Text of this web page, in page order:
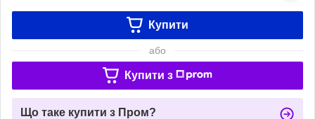
Купити
або
Купити з
Що таке купити з Пром?